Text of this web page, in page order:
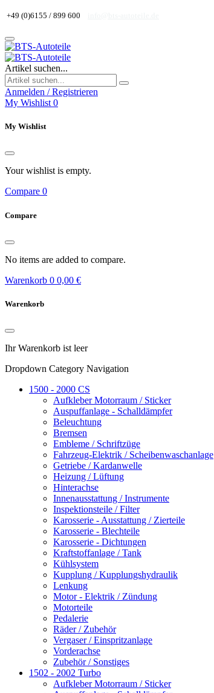
+49 (0)6155 / 899 600
Artikel suchen...
Anmelden / Registrieren
My Wishlist 0
My Wishlist
Your wishlist is empty.
Compare 0
Compare
No items are added to compare.
Warenkorb 0 0,00 €
Warenkorb
Ihr Warenkorb ist leer
Dropdown Category Navigation
1500 - 2000 CS
Aufkleber Motorraum / Sticker
Auspuffanlage - Schalldämpfer
Beleuchtung
Bremsen
Embleme / Schriftzüge
Fahrzeug-Elektrik / Scheibenwaschanlage
Getriebe / Kardanwelle
Heizung / Lüftung
Hinterachse
Innenausstattung / Instrumente
Inspektionsteile / Filter
Karosserie - Ausstattung / Zierteile
Karosserie - Blechteile
Karosserie - Dichtungen
Kraftstoffanlage / Tank
Kühlsystem
Kupplung / Kupplungshydraulik
Lenkung
Motor - Elektrik / Zündung
Motorteile
Pedalerie
Räder / Zubehör
Vergaser / Einspritzanlage
Vorderachse
Zubehör / Sonstiges
1502 - 2002 Turbo
Aufkleber Motorraum / Sticker